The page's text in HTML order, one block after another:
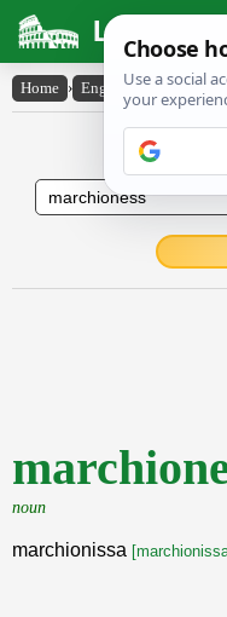
Latin
Home › English-Latin ›
English
noun
marchionissa